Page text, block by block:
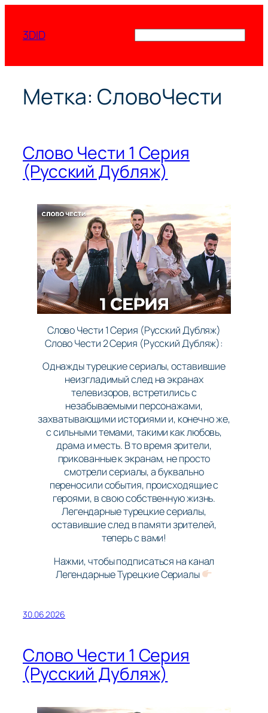
содержимому
3DID
Метка: СловоЧести
Слово Чести 1 Серия
(Русский Дубляж)
Слово Чести 1 Серия (Русский Дубляж)
Слово Чести 2 Серия (Русский Дубляж):
Однажды турецкие сериалы, оставившие
неизгладимый след на экранах
телевизоров, встретились с
незабываемыми персонажами,
захватывающими историями и, конечно же,
с сильными темами, такими как любовь,
драма и месть. В то время зрители,
прикованные к экранам, не просто
смотрели сериалы, а буквально
переносили события, происходящие с
героями, в свою собственную жизнь.
Легендарные турецкие сериалы,
оставившие след в памяти зрителей,
теперь с вами!
Нажми, чтобы подписаться на канал
Легендарные Турецкие Сериалы
30.06.2026
Слово Чести 1 Серия
(Русский Дубляж)